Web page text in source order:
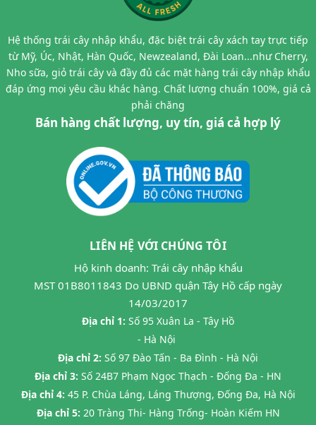
Hệ thống trái cây nhập khẩu, đặc biệt trái cây xách tay trực tiếp
từ Mỹ, Úc, Nhật, Hàn Quốc, Newzealand, Đài Loan...như Cherry,
Nho sữa, giỏ trái cây và đầy đủ các mặt hàng trái cây nhập khẩu
đáp ứng mọi yêu cầu khác hàng. Chất lượng chuẩn 100%, giá cả
phải chăng
Bán hàng chất lượng, uy tín, giá cả hợp lý
LIÊN HỆ VỚI CHÚNG TÔI
Hộ kinh doanh: Trái cây nhập khẩu
MST 01B8011843 Do UBND quận Tây Hồ cấp ngày
14/03/2017
Địa chỉ 1: Số 95 Xuân La - Tây Hồ
- Hà Nội
Địa chỉ 2: Số 97 Đào Tấn - Ba Đình - Hà Nội
Địa chỉ 3: Số 24B7 Phạm Ngọc Thạch - Đống Đa - HN
Địa chỉ 4: 45 P. Chùa Láng, Láng Thượng, Đống Đa, Hà Nội
Địa chỉ 5: 20 Tràng Thi- Hàng Trống- Hoàn Kiếm HN